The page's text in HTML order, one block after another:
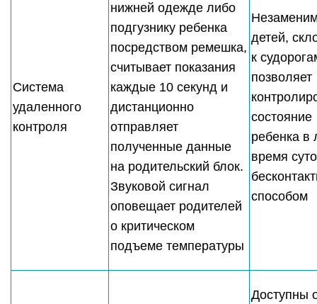
Система
удаленного
контроля
нижней одежде либо
подгузнику ребенка
посредством ремешка,
считывает показания
каждые 10 секунд и
дистанционно
отправляет
полученные данные
на родительский блок.
Звуковой сигнал
оповещает родителей
о критическом
подъеме температуры
детей,
к
позволяет
состояние
ребенка в
время
способом
Доступны